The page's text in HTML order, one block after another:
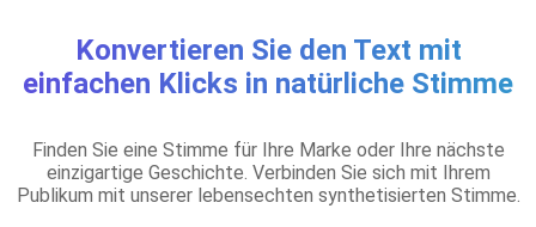
Konvertieren Sie den Text mit
einfachen Klicks in natürliche Stimme
Finden Sie eine Stimme für Ihre Marke oder Ihre nächste
einzigartige Geschichte. Verbinden Sie sich mit Ihrem
Publikum mit unserer lebensechten synthetisierten Stimme.